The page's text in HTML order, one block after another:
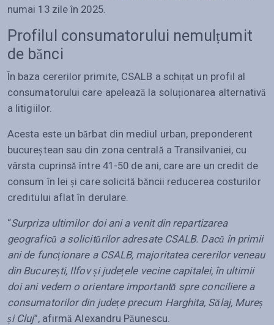
numai 13 zile în 2025.
Profilul consumatorului nemulțumit
de bănci
În baza cererilor primite, CSALB a schițat un profil al
consumatorului care apelează la soluționarea alternativă
a litigiilor.
Acesta este un bărbat din mediul urban, preponderent
bucureștean sau din zona centrală a Transilvaniei, cu
vârsta cuprinsă între 41-50 de ani, care are un credit de
consum în lei și care solicită băncii reducerea costurilor
creditului aflat în derulare.
“Surpriza ultimilor doi ani a venit din repartizarea
geografică a solicitărilor adresate CSALB. Dacă în primii
ani de funcționare a CSALB, majoritatea cererilor veneau
din București, Ilfov și județele vecine capitalei, în ultimii
doi ani vedem o orientare importantă spre conciliere a
consumatorilor din județe precum Harghita, Sălaj, Mureș
și Cluj”, afirmă Alexandru Păunescu.